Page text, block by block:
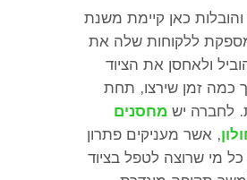
כאן קיימת משנת
ללקוחות שלה את
ולאחסן את הציוד
כמה זמן שירצו, תחת
. לחברה יש מחסנים
, אשר מעניקים פתרון
מי שרוצה לטפל בציוד